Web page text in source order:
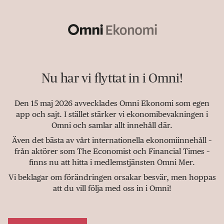
Nu har vi flyttat in i Omni!
Den 15 maj 2026 avvecklades Omni Ekonomi som egen
app och sajt. I stället stärker vi ekonomibevakningen i
Omni och samlar allt innehåll där.
Även det bästa av vårt internationella ekonomiinnehåll –
från aktörer som The Economist och Financial Times –
finns nu att hitta i medlemstjänsten Omni Mer.
Vi beklagar om förändringen orsakar besvär, men hoppas
att du vill följa med oss in i Omni!